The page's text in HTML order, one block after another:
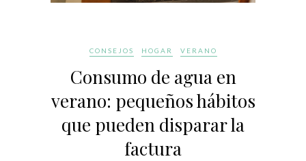
CONSEJOS HOGAR VERANO
Consumo de agua en
verano: pequeños hábitos
que pueden disparar la
factura